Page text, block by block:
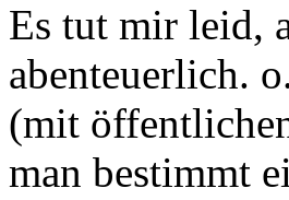
Es tut mir leid,
abenteuerlich.
(mit
man bestimmt